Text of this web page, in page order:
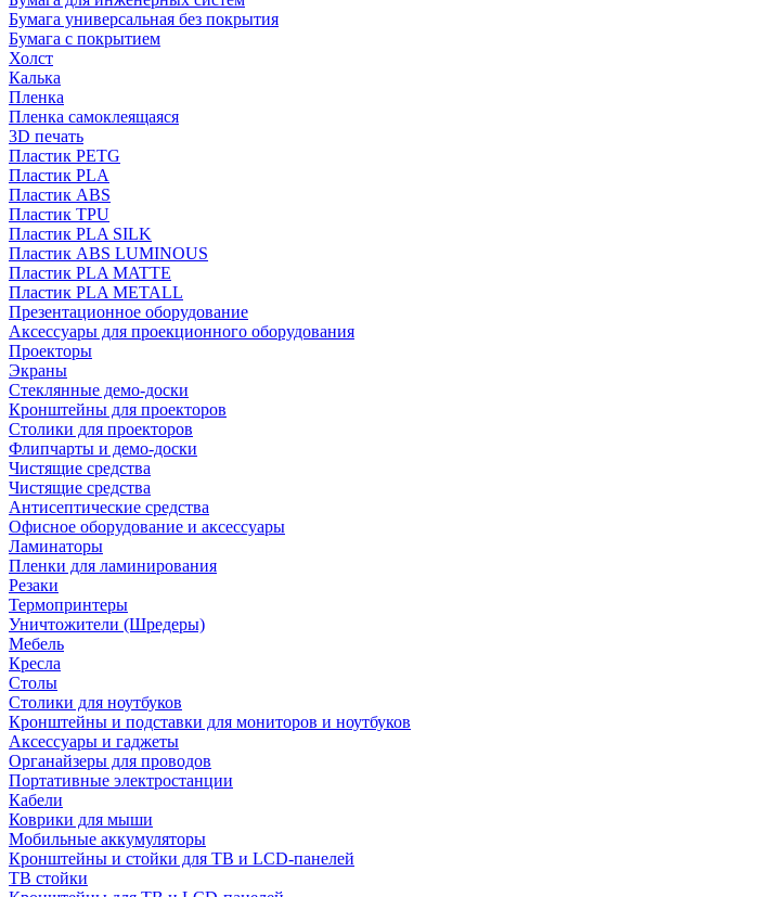
Бумага универсальная без покрытия
Бумага с покрытием
Холст
Калька
Пленка
Пленка самоклеящаяся
3D печать
Пластик PETG
Пластик PLA
Пластик ABS
Пластик TPU
Пластик PLA SILK
Пластик ABS LUMINOUS
Пластик PLA MATTE
Пластик PLA METALL
Презентационное оборудование
Аксессуары для проекционного оборудования
Проекторы
Экраны
Стеклянные демо-доски
Кронштейны для проекторов
Столики для проекторов
Флипчарты и демо-доски
Чистящие средства
Чистящие средства
Антисептические средства
Офисное оборудование и аксессуары
Ламинаторы
Пленки для ламинирования
Резаки
Термопринтеры
Уничтожители (Шредеры)
Мебель
Кресла
Столы
Столики для ноутбуков
Кронштейны и подставки для мониторов и ноутбуков
Аксессуары и гаджеты
Органайзеры для проводов
Портативные электростанции
Кабели
Коврики для мыши
Мобильные аккумуляторы
Кронштейны и стойки для ТВ и LCD-панелей
ТВ стойки